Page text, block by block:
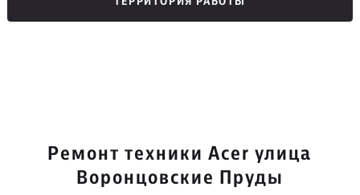
Ремонт техники Acer улица
Воронцовские Пруды